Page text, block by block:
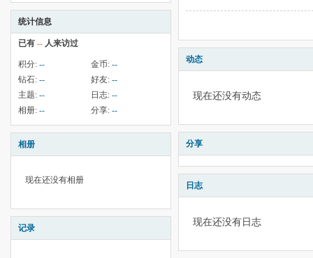
统计信息
已有 -- 人来访过
积分: -- 金币: --
钻石: -- 好友: --
主题: -- 日志: --
相册: -- 分享: --
相册
现在还没有相册
记录
动态
现在还没有动态
分享
日志
现在还没有日志